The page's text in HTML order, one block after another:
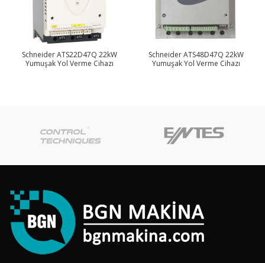
Schneider ATS22D47Q 22kW
Yumuşak Yol Verme Cihazı
Schneider ATS48D47Q 22kW
Yumuşak Yol Verme Cihazı